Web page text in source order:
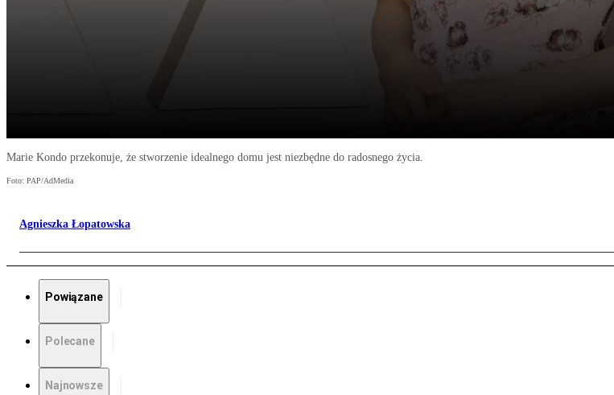
Marie Kondo przekonuje, że stworzenie idealnego domu jest niezbędne do radosnego życia.
Foto: PAP/AdMedia
Agnieszka Łopatowska
Powiązane
Polecane
Najnowsze